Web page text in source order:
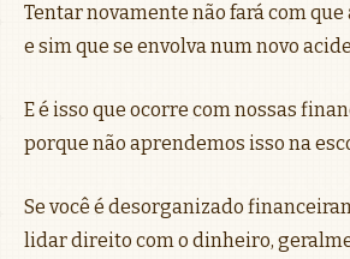
Tentar novamente não fará com que
e sim que se envolva num novo
E é isso que ocorre com nossas
porque não aprendemos isso na
Se você é desorganizado
lidar direito com o dinheiro,